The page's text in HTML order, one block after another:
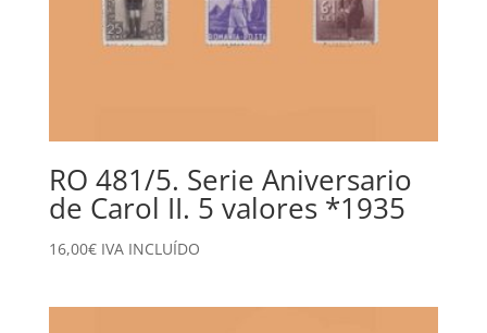
RO 481/5. Serie Aniversario
de Carol II. 5 valores *1935
16,00€ IVA INCLUÍDO